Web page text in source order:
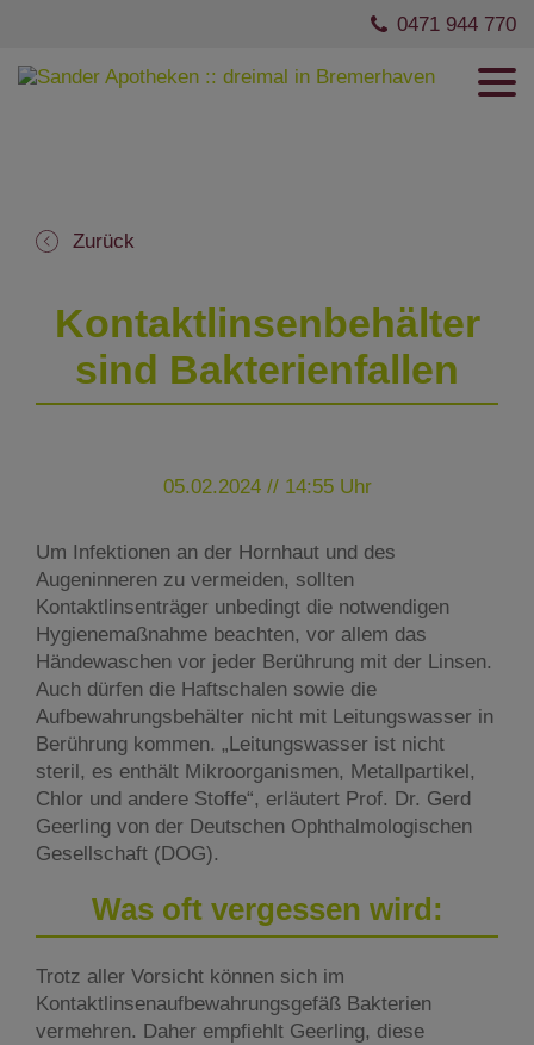
0471 944 770
Zurück
Kontaktlinsenbehälter
sind Bakterienfallen
05.02.2024 // 14:55 Uhr
Um Infektionen an der Hornhaut und des
Augeninneren zu vermeiden, sollten
Kontaktlinsenträger unbedingt die notwendigen
Hygienemaßnahme beachten, vor allem das
Händewaschen vor jeder Berührung mit der Linsen.
Auch dürfen die Haftschalen sowie die
Aufbewahrungsbehälter nicht mit Leitungswasser in
Berührung kommen. „Leitungswasser ist nicht
steril, es enthält Mikroorganismen, Metallpartikel,
Chlor und andere Stoffe“, erläutert Prof. Dr. Gerd
Geerling von der Deutschen Ophthalmologischen
Gesellschaft (DOG).
Was oft vergessen wird:
Trotz aller Vorsicht können sich im
Kontaktlinsenaufbewahrungsgefäß Bakterien
vermehren. Daher empfiehlt Geerling, diese